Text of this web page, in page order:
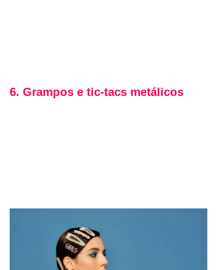
6. Grampos e tic-tacs metálicos